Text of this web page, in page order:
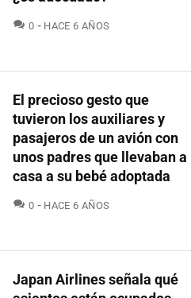
0 COMENTARIOS
HACE 6 AÑOS
El precioso gesto que
tuvieron los auxiliares y
pasajeros de un avión con
unos padres que llevaban a
casa a su bebé adoptada
0 COMENTARIOS
HACE 6 AÑOS
Japan Airlines señala qué